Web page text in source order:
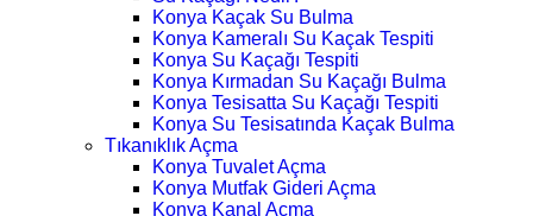
Konya Kaçak Su Bulma
Konya Kameralı Su Kaçak Tespiti
Konya Su Kaçağı Tespiti
Konya Kırmadan Su Kaçağı Bulma
Konya Tesisatta Su Kaçağı Tespiti
Konya Su Tesisatında Kaçak Bulma
Tıkanıklık Açma
Konya Tuvalet Açma
Konya Mutfak Gideri Açma
Konya Kanal Açma